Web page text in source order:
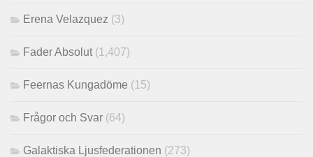
Erena Velazquez (3)
Fader Absolut (1,407)
Feernas Kungadöme (15)
Frågor och Svar (64)
Galaktiska Ljusfederationen (273)